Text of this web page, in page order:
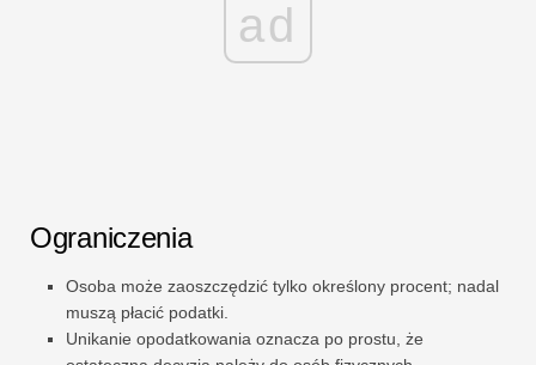
ad
Ograniczenia
Osoba może zaoszczędzić tylko określony procent; nadal
muszą płacić podatki.
Unikanie opodatkowania oznacza po prostu, że